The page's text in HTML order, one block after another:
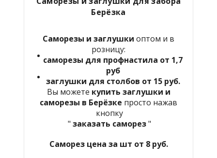
Берёзка
Саморезы и заглушки оптом и в
розницу:
саморезы для профнастила от 1,7
руб
заглушки для столбов от 15 руб.
Вы можете купить заглушки и
саморезы в Берёзке просто нажав
кнопку
" заказать саморез"
Саморез цена за шт от 8 руб.